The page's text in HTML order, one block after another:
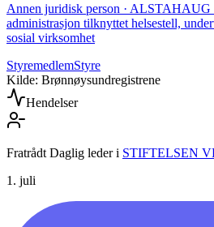
Annen juridisk person · ALSTAHAUG
administrasjon tilknyttet helsestell,
sosial virksomhet
StyremedlemStyre
Kilde: Brønnøysundregistrene
Hendelser
Fratrådt Daglig lederi STIFTELSEN
1. juli